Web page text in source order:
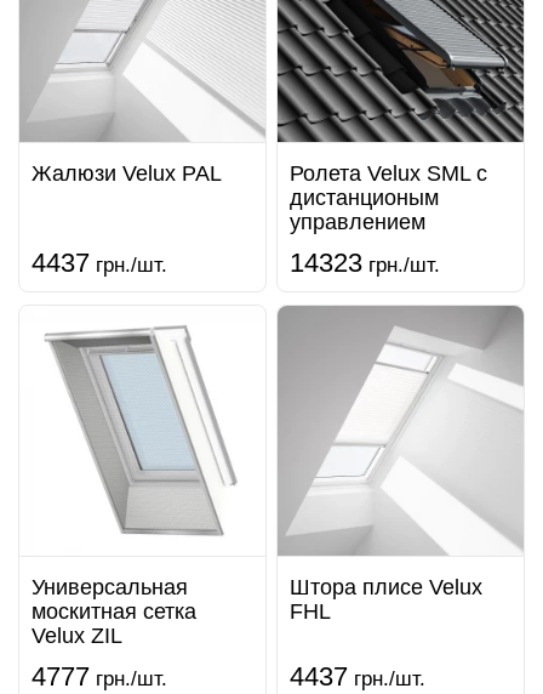
Жалюзи Velux PAL
4437 грн./шт.
Ролета Velux SML с
дистанционым
управлением
14323 грн./шт.
Универсальная
москитная сетка
Velux ZIL
4777 грн./шт.
Штора плисе Velux
FHL
4437 грн./шт.